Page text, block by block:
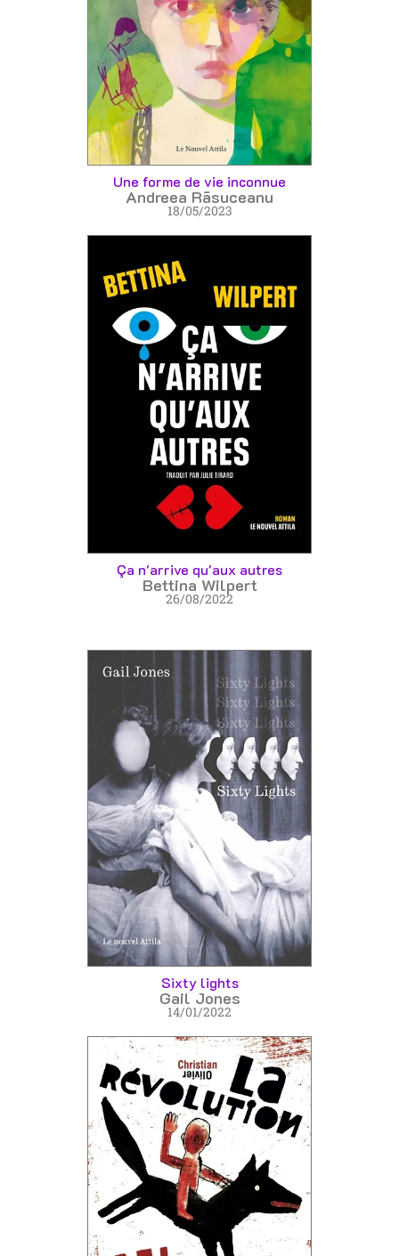
Une forme de vie inconnue
Andreea Rāsuceanu
18/05/2023
Ça n'arrive qu'aux autres
Bettina Wilpert
26/08/2022
Sixty lights
Gail Jones
14/01/2022